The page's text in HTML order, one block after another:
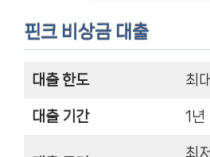
핀크 비상금 대출
대출 한도 최
대출 기간 1년
최